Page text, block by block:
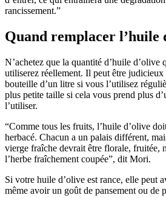
rancissement.”
Quand remplacer l’huile
N’achetez que la quantité d’huile d’olive
utiliserez réellement. Il peut être judicieux
bouteille d’un litre si vous l’utilisez
plus petite taille si cela vous prend plus
l’utiliser.
“Comme tous les fruits, l’huile d’olive
herbacé. Chacun a un palais différent,
vierge fraîche devrait être florale, fruitée,
l’herbe fraîchement coupée”, dit Mori.
Si votre huile d’olive est rance, elle peut
même avoir un goût de pansement ou de